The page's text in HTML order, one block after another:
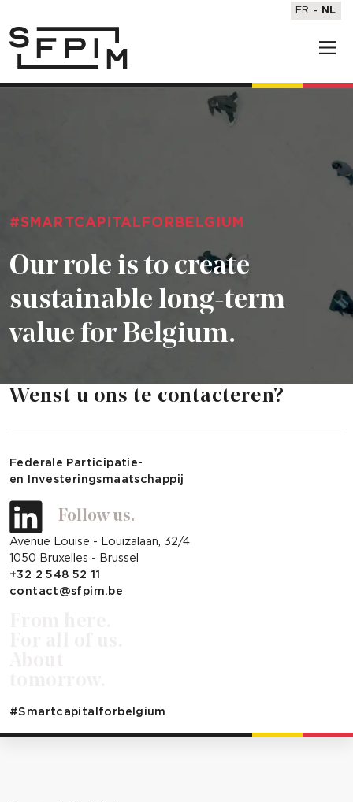
FR NL
#SMARTCAPITALFORBELGIUM
Our role is to create
sustainable long-term
value for Belgium.
Wenst u ons te contacteren?
Federale Participatie-
en Investeringsmaatschappij
Follow us.
Avenue Louise - Louizalaan, 32/4
1050 Bruxelles - Brussel
+32 2 548 52 11
contact@sfpim.be
#Smartcapitalforbelgium